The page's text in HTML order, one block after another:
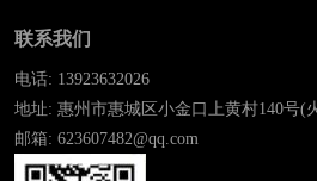
联系我们
电话: 13923632026
地址: 惠州市惠城区小金口上黄村140号(
邮箱: 623607482@qq.com